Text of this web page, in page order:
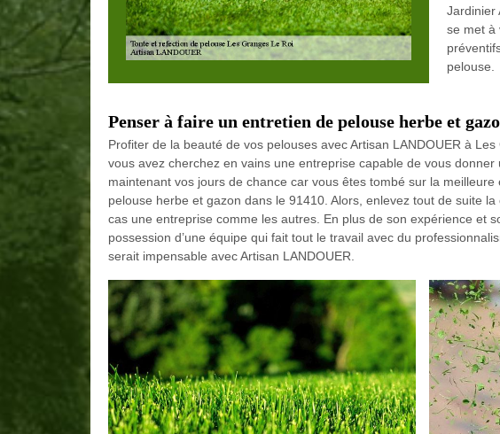
Jardinier
se met à
pelouse.
Penser à faire un entretien de pelouse herbe et
Profiter de la beauté de vos pelouses avec Artisan LANDOUER à
vous avez cherchez en vains une entreprise capable de vous donner
maintenant vos jours de chance car vous êtes tombé sur la
pelouse herbe et gazon dans le 91410. Alors, enlevez tout de suite
cas une entreprise comme les autres. En plus de son expérience et
possession d’une équipe qui fait tout le travail avec du
serait impensable avec Artisan LANDOUER.